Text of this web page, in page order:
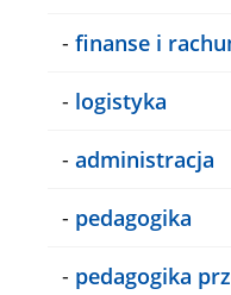
- finanse i
- logistyka
- administracja
- pedagogika
- pedagogika